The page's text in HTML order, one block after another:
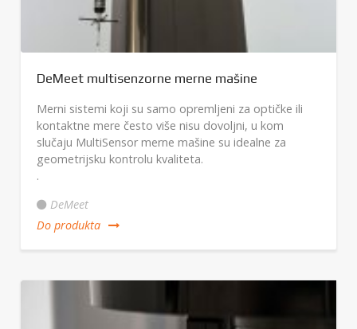
DeMeet multisenzorne merne mašine
Merni sistemi koji su samo opremljeni za optičke ili
kontaktne mere često više nisu dovoljni, u kom
slučaju MultiSensor merne mašine su idealne za
geometrijsku kontrolu kvaliteta.
.
DeMeet
Do produkta